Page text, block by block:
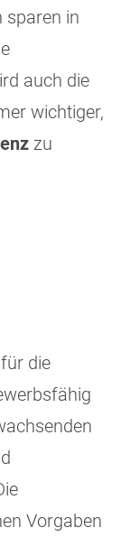
sparen in
auch die
wichtiger,
zu
die
Vorgaben